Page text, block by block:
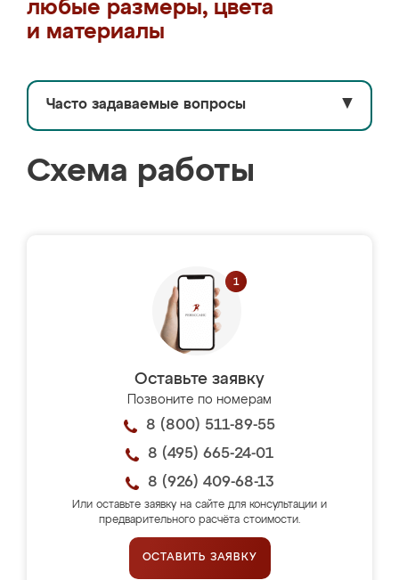
любые размеры, цвета
и материалы
Часто задаваемые вопросы ▼
Схема работы
Оставьте заявку
Позвоните по номерам
8 (800) 511-89-55
8 (495) 665-24-01
8 (926) 409-68-13
Или оставьте заявку на сайте для консультации и
предварительного расчёта стоимости.
ОСТАВИТЬ ЗАЯВКУ